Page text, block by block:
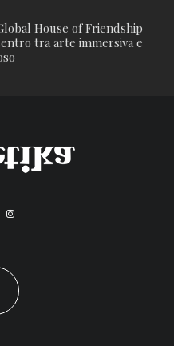
House of Friendship
tra arte immersiva e